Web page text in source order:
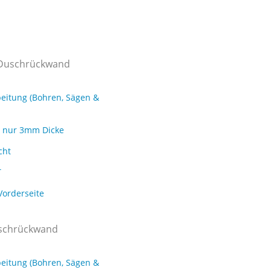
(Bohren, Sägen &
3mm Dicke
(Bohren, Sägen &